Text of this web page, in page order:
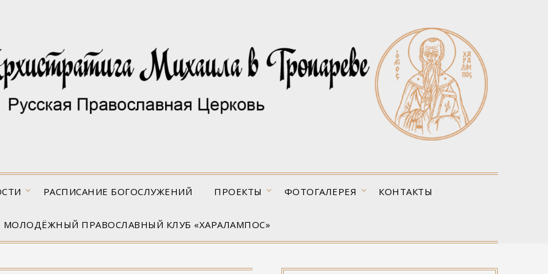
РАСПИСАНИЕ БОГОСЛУЖЕНИЙ ПРОЕКТЫ ФОТОГАЛЕРЕЯ КОНТАКТЫ
МОЛОДЁЖНЫЙ ПРАВОСЛАВНЫЙ КЛУБ «ХАРАЛАМПОС»